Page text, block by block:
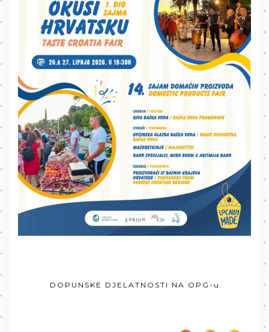
DOPUNSKE DJELATNOSTI NA OPG-u